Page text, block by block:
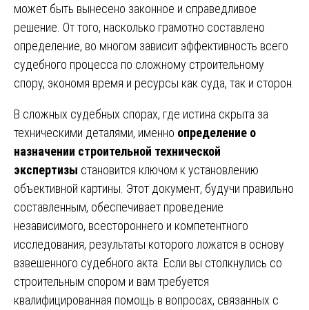
может быть вынесено законное и справедливое
решение. От того, насколько грамотно составлено
определение, во многом зависит эффективность всего
судебного процесса по сложному строительному
спору, экономя время и ресурсы как суда, так и сторон.
В сложных судебных спорах, где истина скрыта за
техническими деталями, именно определение о
назначении строительной технической
экспертизы становится ключом к установлению
объективной картины. Этот документ, будучи правильно
составленным, обеспечивает проведение
независимого, всестороннего и компетентного
исследования, результаты которого ложатся в основу
взвешенного судебного акта. Если вы столкнулись со
строительным спором и вам требуется
квалифицированная помощь в вопросах, связанных с